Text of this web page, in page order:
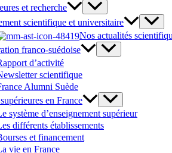
et recherche
scientifique et universitaire
Nos actualités
franco-suédoise
d’activité
scientifique
Alumni Suède
en France
système d’enseignement supérieur
différents établissements
et financement
vie en France